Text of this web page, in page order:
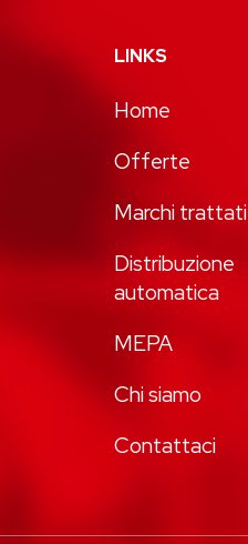
LINKS
Home
Offerte
Marchi trattati
Distribuzione
automatica
MEPA
Chi siamo
Contattaci